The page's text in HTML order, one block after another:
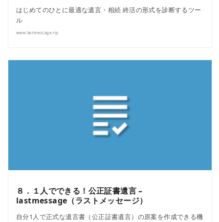
はじめてのひとに最適な遺言・相続 終活の形式を診断するツー
ル
www.lastmessage.rip
８．１人でできる！公正証書遺言 –
lastmessage（ラストメッセージ）
自分1人で正式な遺言書（公正証書遺言）の原案を作成できる機